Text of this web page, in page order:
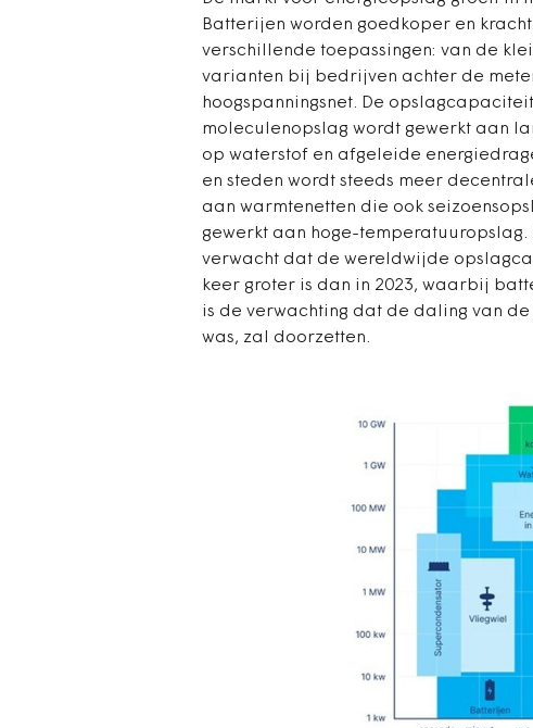
Batterijen worden goedkoper en
verschillende toepassingen: van de
varianten bij bedrijven achter de
hoogspanningsnet. De
moleculenopslag wordt gewerkt aan
op waterstof en afgeleide
en steden wordt steeds meer
aan warmtenetten die ook
gewerkt aan hoge-
verwacht dat de wereldwijde
keer groter is dan in 2023, waarbij
is de verwachting dat de daling van
was, zal doorzetten.